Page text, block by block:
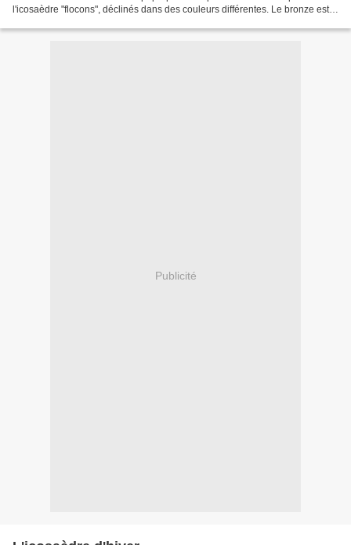
l'icosaèdre "flocons", déclinés dans des couleurs différentes. Le bronze est
Publicité